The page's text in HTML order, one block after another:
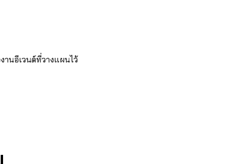
านอีเวนต์ที่วางแผนไว้